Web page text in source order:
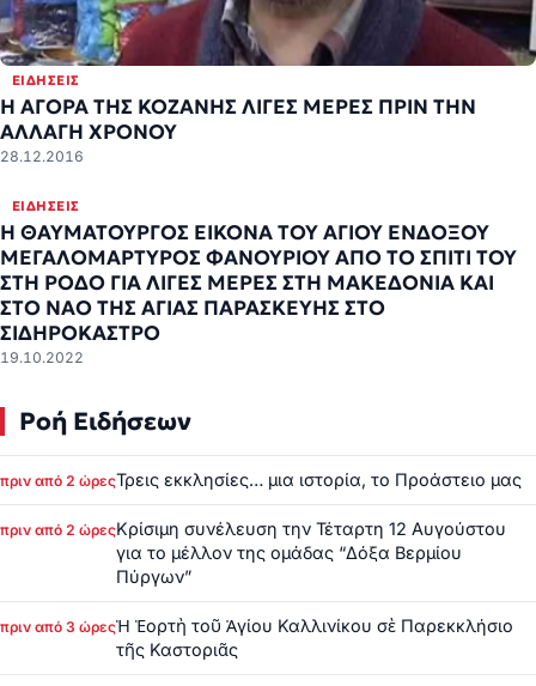
ΕΙΔΉΣΕΙΣ
Η ΑΓΟΡΑ ΤΗΣ ΚΟΖΑΝΗΣ ΛΙΓΕΣ ΜΕΡΕΣ ΠΡΙΝ ΤΗΝ
ΑΛΛΑΓΗ ΧΡΟΝΟΥ
28.12.2016
ΕΙΔΉΣΕΙΣ
Η ΘΑΥΜΑΤΟΥΡΓΟΣ ΕΙΚΟΝΑ ΤΟΥ ΑΓΙΟΥ ΕΝΔΟΞΟΥ
ΜΕΓΑΛΟΜΑΡΤΥΡΟΣ ΦΑΝΟΥΡΙΟΥ ΑΠΟ ΤΟ ΣΠΙΤΙ ΤΟΥ
ΣΤΗ ΡΟΔΟ ΓΙΑ ΛΙΓΕΣ ΜΕΡΕΣ ΣΤΗ ΜΑΚΕΔΟΝΙΑ ΚΑΙ
ΣΤΟ ΝΑΟ ΤΗΣ ΑΓΙΑΣ ΠΑΡΑΣΚΕΥΗΣ ΣΤΟ
ΣΙΔΗΡΟΚΑΣΤΡΟ
19.10.2022
Ροή Ειδήσεων
πριν από 2 ώρεςΤρεις εκκλησίες… μια ιστορία, το Προάστειο μας
πριν από 2 ώρεςΚρίσιμη συνέλευση την Τέταρτη 12 Αυγούστου
για το μέλλον της ομάδας “Δόξα Βερμίου
Πύργων”
πριν από 3 ώρεςἩ Ἑορτὴ τοῦ Ἁγίου Καλλινίκου σὲ Παρεκκλήσιο
τῆς Καστοριᾶς